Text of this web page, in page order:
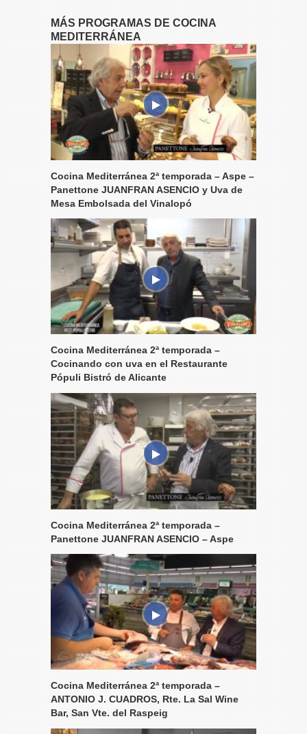
MÁS PROGRAMAS DE COCINA
MEDITERRÁNEA
Cocina Mediterránea 2ª temporada – Aspe –
Panettone JUANFRAN ASENCIO y Uva de
Mesa Embolsada del Vinalopó
Cocina Mediterránea 2ª temporada –
Cocinando con uva en el Restaurante
Pópuli Bistró de Alicante
Cocina Mediterránea 2ª temporada –
Panettone JUANFRAN ASENCIO – Aspe
Cocina Mediterránea 2ª temporada –
ANTONIO J. CUADROS, Rte. La Sal Wine
Bar, San Vte. del Raspeig